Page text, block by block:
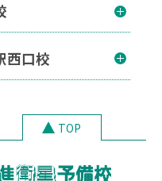
西口校
TOP